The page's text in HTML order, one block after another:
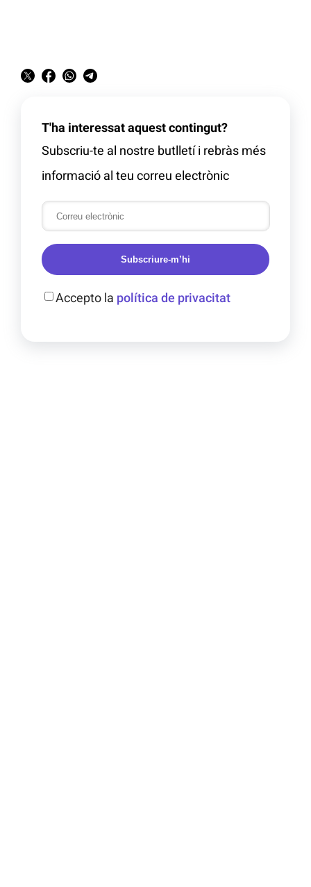
T'ha interessat aquest contingut?
Subscriu-te al nostre butlletí i rebràs més
informació al teu correu electrònic
Subscriure-m’hi
Accepto la política de privacitat